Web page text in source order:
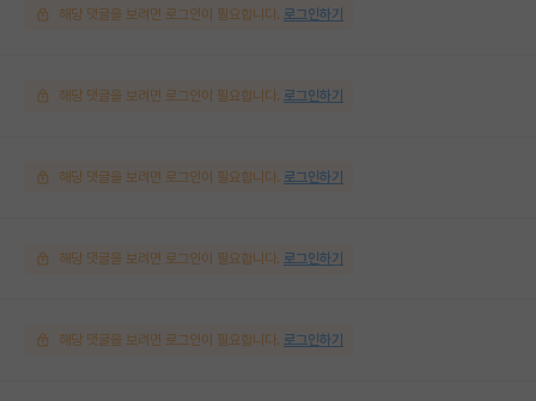
해당 댓글을 보려면 로그인이 필요합니다. 로그인하기
해당 댓글을 보려면 로그인이 필요합니다. 로그인하기
해당 댓글을 보려면 로그인이 필요합니다. 로그인하기
해당 댓글을 보려면 로그인이 필요합니다. 로그인하기
해당 댓글을 보려면 로그인이 필요합니다. 로그인하기